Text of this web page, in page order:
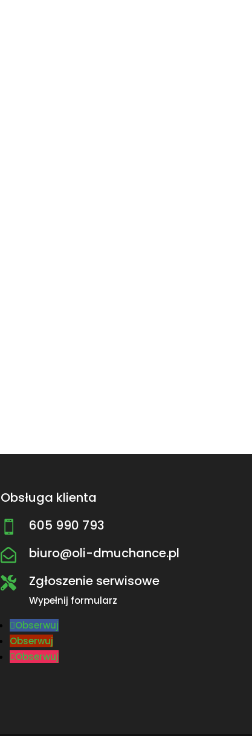
Obsługa klienta
 605 990 793
 biuro@oli-dmuchance.pl
 Zgłoszenie serwisowe
Wypełnij formularz
Obserwuj
Obserwuj
Obserwuj